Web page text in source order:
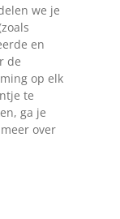
we je
en
de
op elk
te
ga je
over